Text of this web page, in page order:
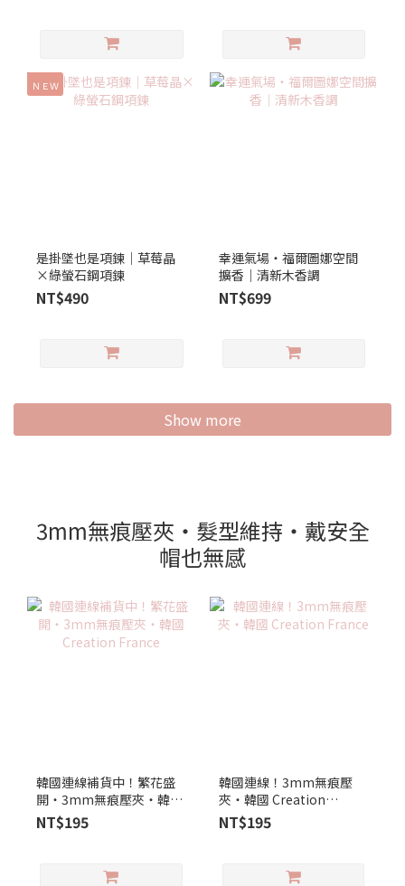
ＮＥＷ
是掛墜也是項鍊｜草莓晶
×綠螢石鋼項鍊
NT$490
幸運氣場‧福爾圖娜空間
擴香｜清新木香調
NT$699
Show more
3mm無痕壓夾‧髮型維持‧戴安全
帽也無感
韓國連線補貨中！繁花盛
開‧3mm無痕壓夾‧韓國
Creation France
NT$195
韓國連線！3mm無痕壓
夾‧韓國 Creation
France
NT$195